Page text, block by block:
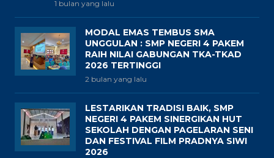
1 bulan yang lalu
MODAL EMAS TEMBUS SMA
UNGGULAN : SMP NEGERI 4 PAKEM
RAIH NILAI GABUNGAN TKA-TKAD
2026 TERTINGGI
2 bulan yang lalu
LESTARIKAN TRADISI BAIK, SMP
NEGERI 4 PAKEM SINERGIKAN HUT
SEKOLAH DENGAN PAGELARAN SENI
DAN FESTIVAL FILM PRADNYA SIWI
2026